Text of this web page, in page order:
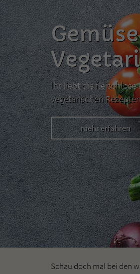
Ihr liebt die fleischlose
vegetarischen
mehr erfahren
Schau doch mal bei den